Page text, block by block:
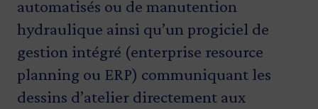
automatisés ou de manutention
hydraulique ainsi qu’un progiciel de
gestion intégré (enterprise resource
planning ou ERP) communiquant les
dessins d’atelier directement aux